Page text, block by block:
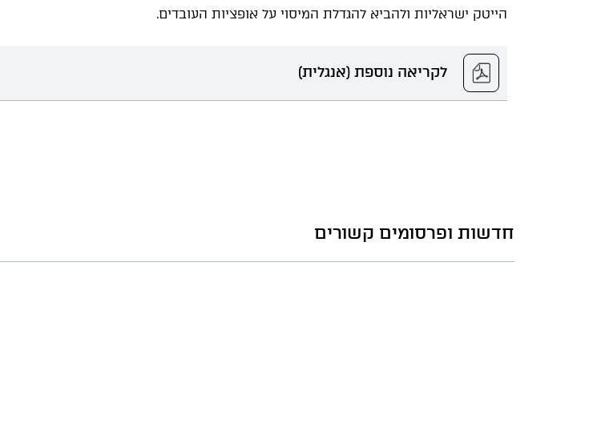
הייטק ישראליות ולהביא להגדלת המיסוי על אופציות העובדים.
לקריאה נוספת (אנגלית)
חדשות ופרסומים קשורים